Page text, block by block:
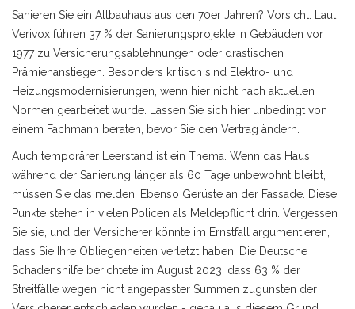
Sanieren Sie ein Altbauhaus aus den 70er Jahren? Vorsicht. Laut
Verivox führen 37 % der Sanierungsprojekte in Gebäuden vor
1977 zu Versicherungsablehnungen oder drastischen
Prämienanstiegen. Besonders kritisch sind Elektro- und
Heizungsmodernisierungen, wenn hier nicht nach aktuellen
Normen gearbeitet wurde. Lassen Sie sich hier unbedingt von
einem Fachmann beraten, bevor Sie den Vertrag ändern.
Auch temporärer Leerstand ist ein Thema. Wenn das Haus
während der Sanierung länger als 60 Tage unbewohnt bleibt,
müssen Sie das melden. Ebenso Gerüste an der Fassade. Diese
Punkte stehen in vielen Policen als Meldepflicht drin. Vergessen
Sie sie, und der Versicherer könnte im Ernstfall argumentieren,
dass Sie Ihre Obliegenheiten verletzt haben. Die Deutsche
Schadenshilfe berichtete im August 2023, dass 63 % der
Streitfälle wegen nicht angepasster Summen zugunsten der